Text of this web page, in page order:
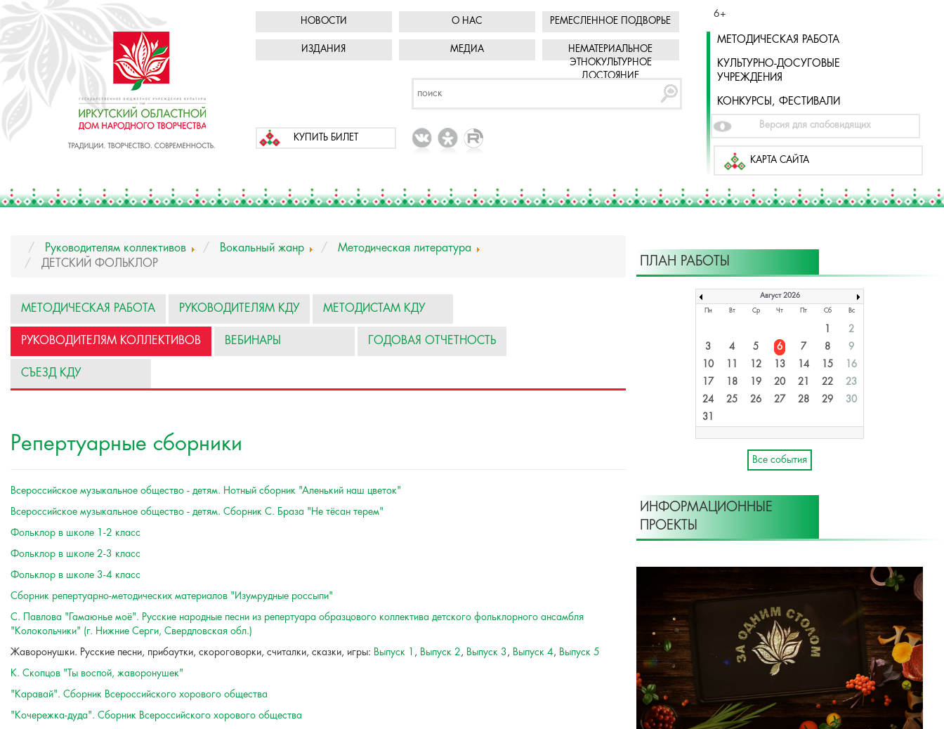
НОВОСТИ О НАС РЕМЕСЛЕННОЕ ПОДВОРЬЕ
ИЗДАНИЯ МЕДИА
НЕМАТЕРИАЛЬНОЕ
ЭТНОКУЛЬТУРНОЕ
ДОСТОЯНИЕ
КУПИТЬ БИЛЕТ
6+
МЕТОДИЧЕСКАЯ РАБОТА
КУЛЬТУРНО-ДОСУГОВЫЕ
УЧРЕЖДЕНИЯ
КОНКУРСЫ, ФЕСТИВАЛИ
Версия для слабовидящих
КАРТА САЙТА
Руководителям коллективов Вокальный жанр
Методическая литература
ДЕТСКИЙ ФОЛЬКЛОР
МЕТОДИЧЕСКАЯ РАБОТА РУКОВОДИТЕЛЯМ КДУ МЕТОДИСТАМ КДУ
РУКОВОДИТЕЛЯМ КОЛЛЕКТИВОВ ВЕБИНАРЫ ГОДОВАЯ ОТЧЕТНОСТЬ
СЪЕЗД КДУ
Репертуарные сборники
Всероссийское музыкальное общество - детям. Нотный сборник "Аленький наш цветок"
Всероссийское музыкальное общество - детям. Сборник С. Браза "Не тёсан терем"
Фольклор в школе 1-2 класс
Фольклор в школе 2-3 класс
Фольклор в школе 3-4 класс
Сборник репертуарно-методических материалов "Изумрудные россыпи"
С. Павлова "Гамаюнье моё". Русские народные песни из репертуара образцового коллектива детского фольклорного ансамбля
"Колокольчики" (г. Нижние Серги, Свердловская обл.)
Жаворонушки. Русские песни, прибаутки, скороговорки, считалки, сказки, игры: Выпуск 1 , Выпуск 2, Выпуск 3, Выпуск 4, Выпуск 5
К. Скопцов "Ты воспой, жаворонушек"
"Каравай". Сборник Всероссийского хорового общества
"Кочережка-дуда". Сборник Всероссийского хорового общества
ПЛАН РАБОТЫ
Август 2026
Пн Вт Ср Чт Пт Сб Вс
1
2
3
4 5 6 7 8
9
10
11 12 13 14 15
16
17
18 19 20 21 22
23
24
25 26 27 28 29
30
31
Все события
ИНФОРМАЦИОННЫЕ
ПРОЕКТЫ